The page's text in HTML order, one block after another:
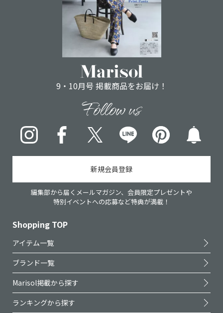
9・10月号 掲載商品をお届け！
Follow us
InstagramFacebookX LINE pinterest
新規会員登録
編集部から届くメールマガジン、会員限定プレゼントや
特別イベントへの応募など特典が満載！
Shopping TOP
アイテム一覧
ブランド一覧
Marisol掲載から探す
ランキングから探す